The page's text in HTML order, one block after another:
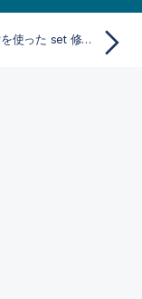
高度な検索を使った set 修飾子